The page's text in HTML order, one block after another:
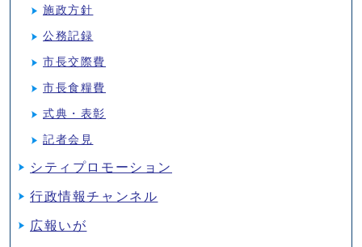
施政方針
公務記録
市長交際費
市長食糧費
式典・表彰
記者会見
シティプロモーション
行政情報チャンネル
広報いが